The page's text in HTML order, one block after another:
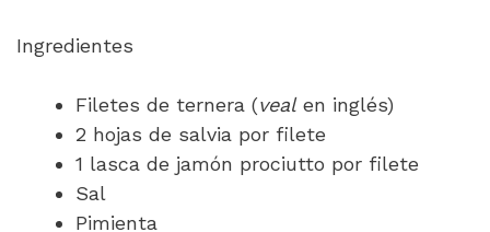
Ingredientes
Filetes de ternera (vealen inglés)
2 hojas de salvia por filete
1 lasca de jamón prociutto por filete
Sal
Pimienta